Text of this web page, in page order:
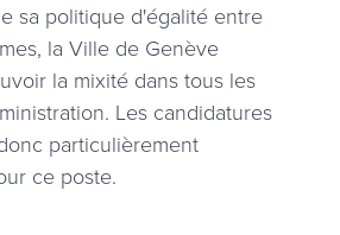
sa politique d'égalité entre
la Ville de Genève
la mixité dans tous les
Les candidatures
particulièrement
ce poste.